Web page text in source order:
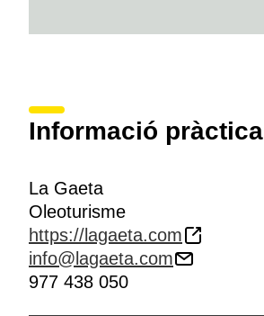
Informació pràctica
La Gaeta
Oleoturisme
https://lagaeta.com
info@lagaeta.com
977 438 050